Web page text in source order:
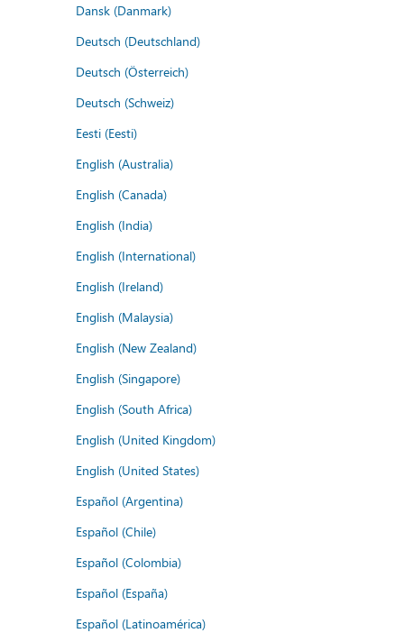
Dansk (Danmark)
Deutsch (Deutschland)
Deutsch (Österreich)
Deutsch (Schweiz)
Eesti (Eesti)
English (Australia)
English (Canada)
English (India)
English (International)
English (Ireland)
English (Malaysia)
English (New Zealand)
English (Singapore)
English (South Africa)
English (United Kingdom)
English (United States)
Español (Argentina)
Español (Chile)
Español (Colombia)
Español (España)
Español (Latinoamérica)